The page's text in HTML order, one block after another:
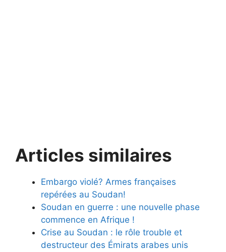
Articles similaires
Embargo violé? Armes françaises
repérées au Soudan!
Soudan en guerre : une nouvelle phase
commence en Afrique !
Crise au Soudan : le rôle trouble et
destructeur des Émirats arabes unis